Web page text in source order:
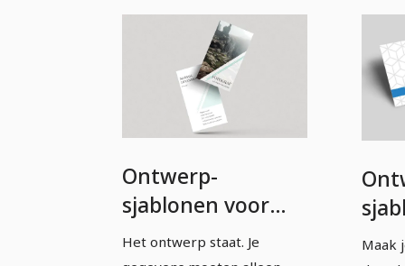
Ontwerp-
sjablonen voor
visitekaartjes –
Het ontwerp staat. Je
Maak